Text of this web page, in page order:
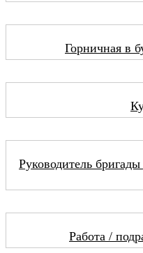
Горничная в
Руководитель
Работа /